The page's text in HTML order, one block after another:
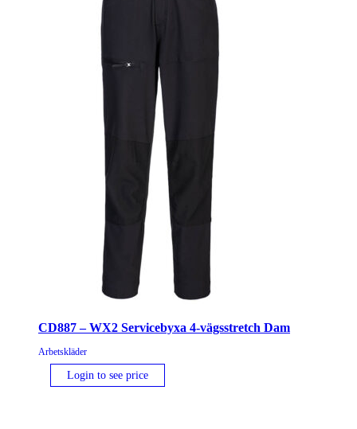
CD887 – WX2 Servicebyxa 4-vägsstretch Dam
Arbetskläder
Login to see price